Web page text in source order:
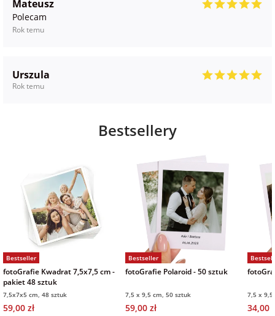
Mateusz
Polecam
Rok temu
Urszula
Rok temu
Bestsellery
Bestseller
fotoGrafie Kwadrat 7,5x7,5 cm -
pakiet 48 sztuk
7,5x7x5 cm, 48 sztuk
59,00 zł
Bestseller
fotoGrafie Polaroid - 50 sztuk
7,5 x 9,5 cm, 50 sztuk
59,00 zł
7,5 x
34,00